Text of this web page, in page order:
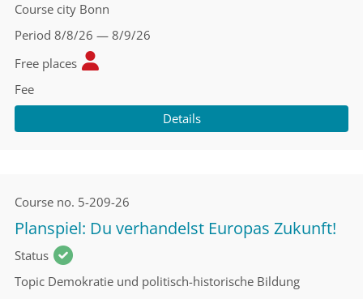
Course city Bonn
Period 8/8/26 — 8/9/26
Free places
Fee
Details
Course no. 5-209-26
Planspiel: Du verhandelst Europas Zukunft!
Status
Topic Demokratie und politisch-historische Bildung